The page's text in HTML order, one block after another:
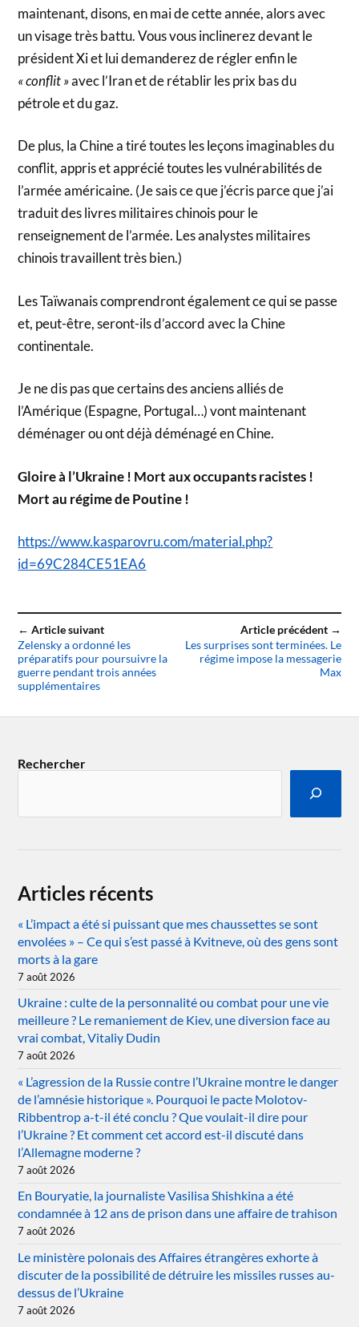
maintenant, disons, en mai de cette année, alors avec
un visage très battu. Vous vous inclinerez devant le
président Xi et lui demanderez de régler enfin le
« conflit »avec l’Iran et de rétablir les prix bas du
pétrole et du gaz.
De plus, la Chine a tiré toutes les leçons imaginables du
conflit, appris et apprécié toutes les vulnérabilités de
l’armée américaine. (Je sais ce que j’écris parce que j’ai
traduit des livres militaires chinois pour le
renseignement de l’armée. Les analystes militaires
chinois travaillent très bien.)
Les Taïwanais comprendront également ce qui se passe
et, peut-être, seront-ils d’accord avec la Chine
continentale.
Je ne dis pas que certains des anciens alliés de
l’Amérique (Espagne, Portugal…) vont maintenant
déménager ou ont déjà déménagé en Chine.
Gloire à l’Ukraine ! Mort aux occupants racistes !
Mort au régime de Poutine !
https://www.kasparovru.com/material.php?
id=69C284CE51EA6
← Article suivant
Zelensky a ordonné les
préparatifs pour poursuivre la
guerre pendant trois années
supplémentaires
Article précédent →
Les surprises sont terminées. Le
régime impose la messagerie
Max
Rechercher
Articles récents
« L’impact a été si puissant que mes chaussettes se sont
envolées » – Ce qui s’est passé à Kvitneve, où des gens sont
morts à la gare
7 août 2026
Ukraine : culte de la personnalité ou combat pour une vie
meilleure ? Le remaniement de Kiev, une diversion face au
vrai combat, Vitaliy Dudin
7 août 2026
« L’agression de la Russie contre l’Ukraine montre le danger
de l’amnésie historique ». Pourquoi le pacte Molotov-
Ribbentrop a-t-il été conclu ? Que voulait-il dire pour
l’Ukraine ? Et comment cet accord est-il discuté dans
l’Allemagne moderne ?
7 août 2026
En Bouryatie, la journaliste Vasilisa Shishkina a été
condamnée à 12 ans de prison dans une affaire de trahison
7 août 2026
Le ministère polonais des Affaires étrangères exhorte à
discuter de la possibilité de détruire les missiles russes au-
dessus de l’Ukraine
7 août 2026